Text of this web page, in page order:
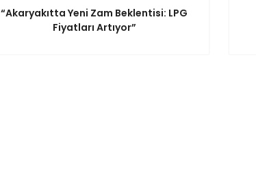
“Akaryakıtta Yeni Zam Beklentisi: LPG
Fiyatları Artıyor”